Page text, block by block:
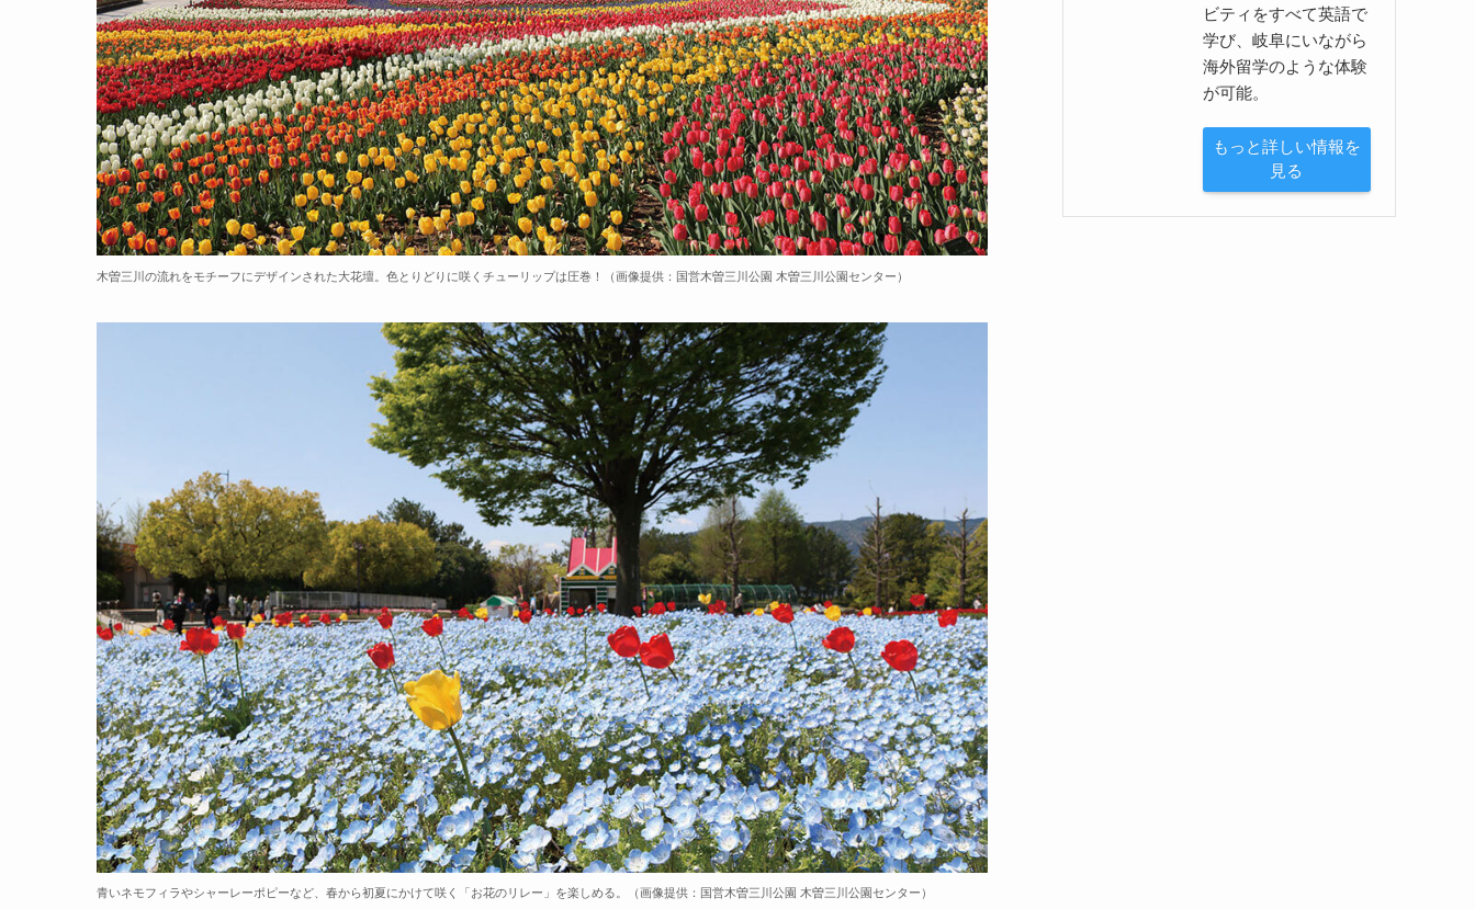
木曽三川の流れをモチーフにデザインされた大花壇。色とりどりに咲くチューリップは圧巻！（画像提供：国営木曽三川公園 木曽三川公園センター）
青いネモフィラやシャーレーポピーなど、春から初夏にかけて咲く「お花のリレー」を楽しめる。（画像提供：国営木曽三川公園 木曽三川公園センター）
ビティをすべて英語で
学び、岐阜にいながら
海外留学のような体験
が可能。
もっと詳しい情報を
見る